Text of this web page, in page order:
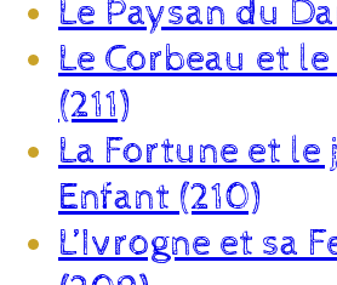
Le Paysan du
Le Corbeau et
(211)
La Fortune et le
Enfant (210)
L’Ivrogne et sa